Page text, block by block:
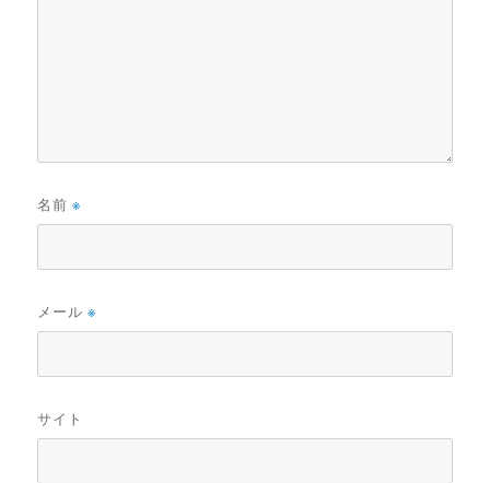
名前※
メール※
サイト